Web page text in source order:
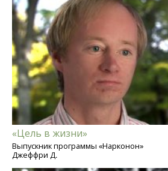
«Цель в жизни»
Выпускник программы «Нарконон»
Джеффри Д.